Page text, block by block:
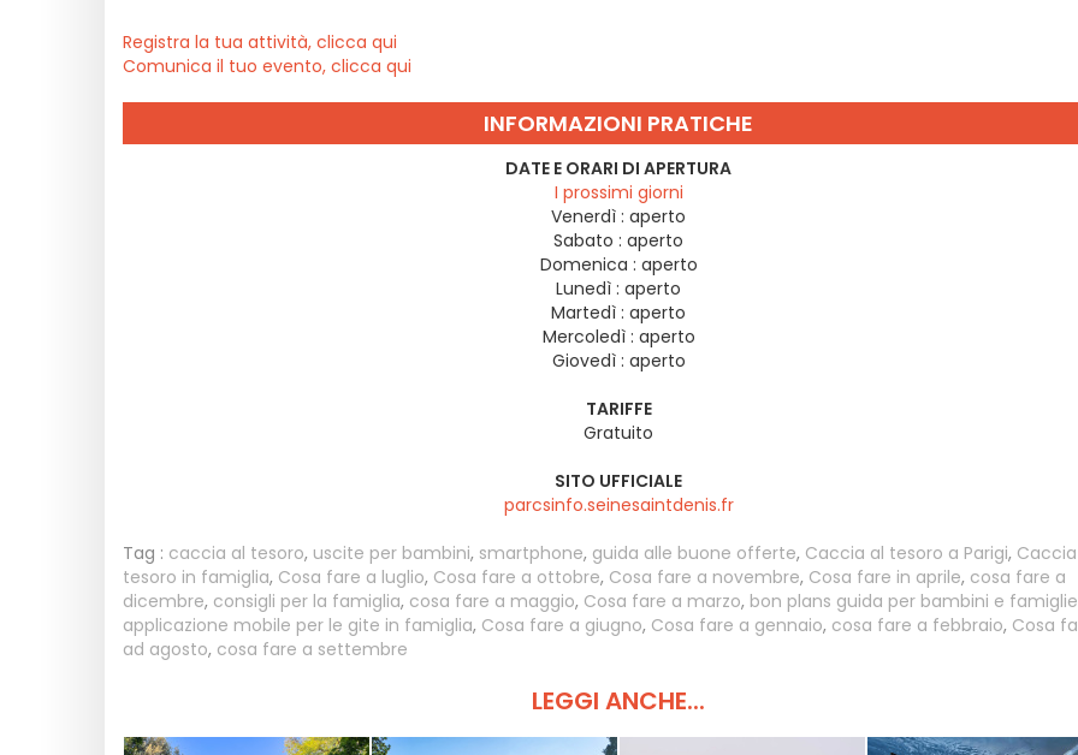
Registra la tua attività, clicca qui
Comunica il tuo evento, clicca qui
INFORMAZIONI PRATICHE
DATE E ORARI DI APERTURA
I prossimi giorni
Venerdì : aperto
Sabato : aperto
Domenica : aperto
Lunedì : aperto
Martedì : aperto
Mercoledì : aperto
Giovedì : aperto
TARIFFE
Gratuito
SITO UFFICIALE
parcsinfo.seinesaintdenis.fr
Tag : caccia al tesoro, uscite per bambini, smartphone, guida alle buone offerte, Caccia al tesoro a Parigi,
tesoro in famiglia, Cosa fare a luglio, Cosa fare a ottobre, Cosa fare a novembre, Cosa fare in aprile, cosa fare a
dicembre, consigli per la famiglia, cosa fare a maggio, Cosa fare a marzo, bon plans guida per bambini e famiglie
applicazione mobile per le gite in famiglia, Cosa fare a giugno, Cosa fare a gennaio, cosa fare a febbraio, Cosa
ad agosto, cosa fare a settembre
LEGGI ANCHE...